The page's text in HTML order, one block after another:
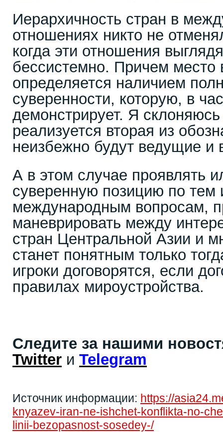
Иерархичность стран в
отношениях никто не
когда эти отношения
бессистемно. Причем место
определяется наличием
суверенности, которую, в
демонстрирует. Я склоняюсь
реализуется вторая из
неизбежно будут ведущие и
А в этом случае проявлять
суверенную позицию по
международным вопросам,
маневрировать между
стран Центральной Азии и
станет понятным только
игроки договорятся, если
правилах мироустройства.
Следите за нашими
Twitter и Telegram
Источник информации: https://
knyazev-iran-ne-ishchet-konflikta-no-
linii-bezopasnost-sosedey-/